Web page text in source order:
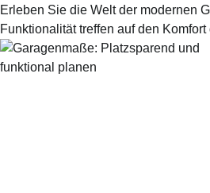
Erleben Sie die Welt der modernen
Funktionalität treffen auf den